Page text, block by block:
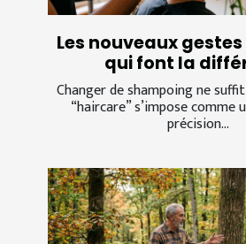
Les nouveaux
qui font la
Changer de shampoing ne
“haircare” s’impose comme
précision...